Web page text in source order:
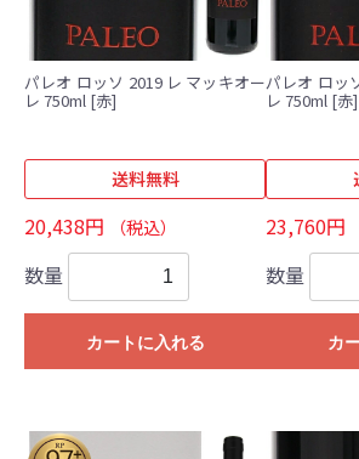
パレオ ロッソ 2019 レ マッキオー
レ 750ml [赤]
送料無料
20,438円 （税込）
数量
カートに入れる
パレオ ロッ
レ 750ml [赤]
23,760円
数量
カ